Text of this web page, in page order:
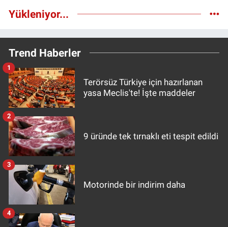
Yükleniyor...
Trend Haberler
Terörsüz Türkiye için hazırlanan
yasa Meclis'te! İşte maddeler
1
9 üründe tek tırnaklı eti tespit edildi
2
Motorinde bir indirim daha
3
4